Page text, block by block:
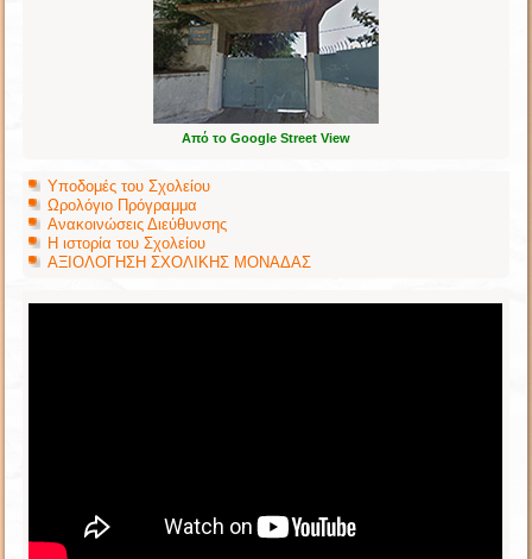
Από το Google Street View
Υποδομές του Σχολείου
Ωρολόγιο Πρόγραμμα
Ανακοινώσεις Διεύθυνσης
Η ιστορία του Σχολείου
ΑΞΙΟΛΟΓΗΣΗ ΣΧΟΛΙΚΗΣ ΜΟΝΑΔΑΣ